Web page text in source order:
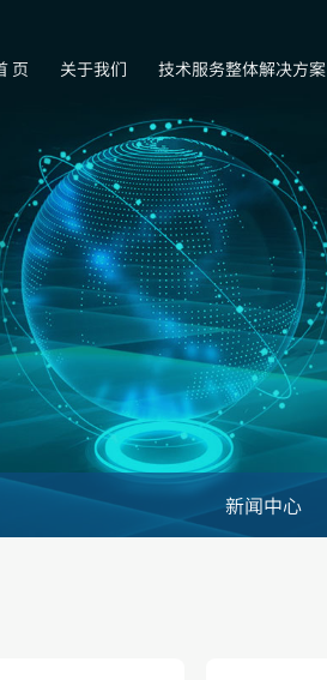
页 关于我们 技术服务整体解决方案
新闻中心